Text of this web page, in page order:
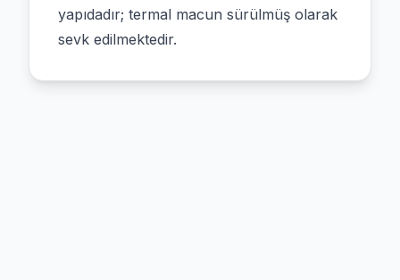
yapıdadır; termal macun sürülmüş olarak
sevk edilmektedir.